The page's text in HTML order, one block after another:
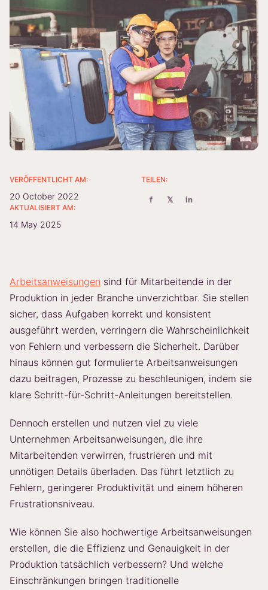
VERÖFFENTLICHT AM:
20 October 2022
AKTUALISIERT AM:
14 May 2025
TEILEN:
f 𝕏 in
Arbeitsanweisungen sind für Mitarbeitende in der
Produktion in jeder Branche unverzichtbar. Sie stellen
sicher, dass Aufgaben korrekt und konsistent
ausgeführt werden, verringern die Wahrscheinlichkeit
von Fehlern und verbessern die Sicherheit. Darüber
hinaus können gut formulierte Arbeitsanweisungen
dazu beitragen, Prozesse zu beschleunigen, indem sie
klare Schritt-für-Schritt-Anleitungen bereitstellen.
Dennoch erstellen und nutzen viel zu viele
Unternehmen Arbeitsanweisungen, die ihre
Mitarbeitenden verwirren, frustrieren und mit
unnötigen Details überladen. Das führt letztlich zu
Fehlern, geringerer Produktivität und einem höheren
Frustrationsniveau.
Wie können Sie also hochwertige Arbeitsanweisungen
erstellen, die die Effizienz und Genauigkeit in der
Produktion tatsächlich verbessern? Und welche
Einschränkungen bringen traditionelle